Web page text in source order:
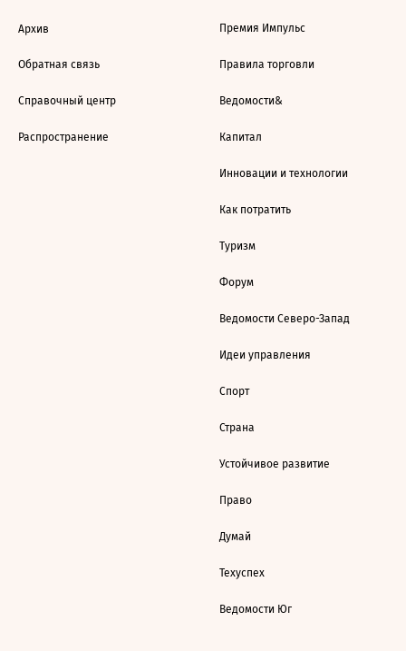
Архив
Обратная связь
Справочный центр
Распространение
Премия Импульс
Правила торговли
Ведомости&
Капитал
Инновации и технологии
Как потратить
Туризм
Форум
Ведомости Северо-Запад
Идеи управления
Спорт
Страна
Устойчивое развитие
Право
Думай
Техуспех
Ведомости Юг